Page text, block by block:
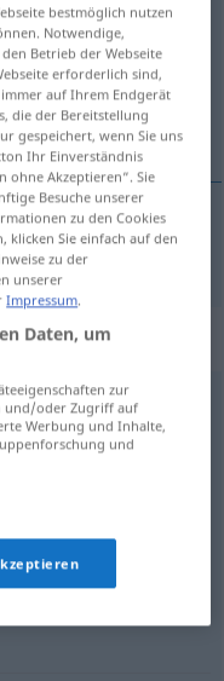
antippen)
veraltet)
bestmöglich nutzen
Notwendige,
Betrieb der Webseite
erforderlich sind,
auf Ihrem Endgerät
die der Bereitstellung
gespeichert, wenn Sie uns
Ihr Einverständnis
ohne Akzeptieren“. Sie
Besuche unserer
zu den Cookies
klicken Sie einfach auf den
zu der
unserer
Impressum.
Daten, um
zur
und/oder Zugriff auf
Werbung und Inhalte,
und